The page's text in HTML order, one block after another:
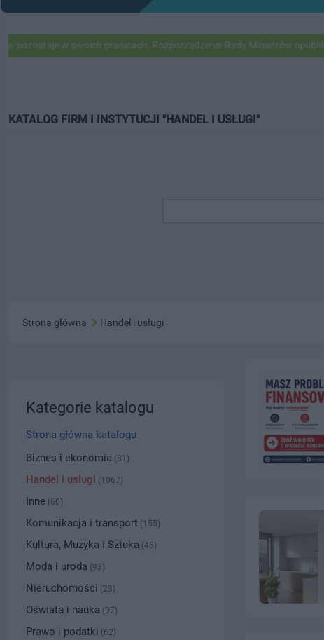
w swoich granicach. Rozporządzenie Rady Ministrów opublikowane
KATALOG FIRM I INSTYTUCJI "HANDEL I USŁUGI"
Strona główna Handel i usługi
Kategorie katalogu
Strona główna katalogu
Biznes i ekonomia (81)
Handel i usługi (1067)
Inne (60)
Komunikacja i transport (155)
Kultura, Muzyka i Sztuka (46)
Moda i uroda (93)
Nieruchomości (23)
Oświata i nauka (97)
Prawo i podatki (62)